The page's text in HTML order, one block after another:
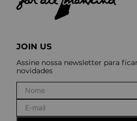
JOIN US
Assine nossa newsletter para
novidades